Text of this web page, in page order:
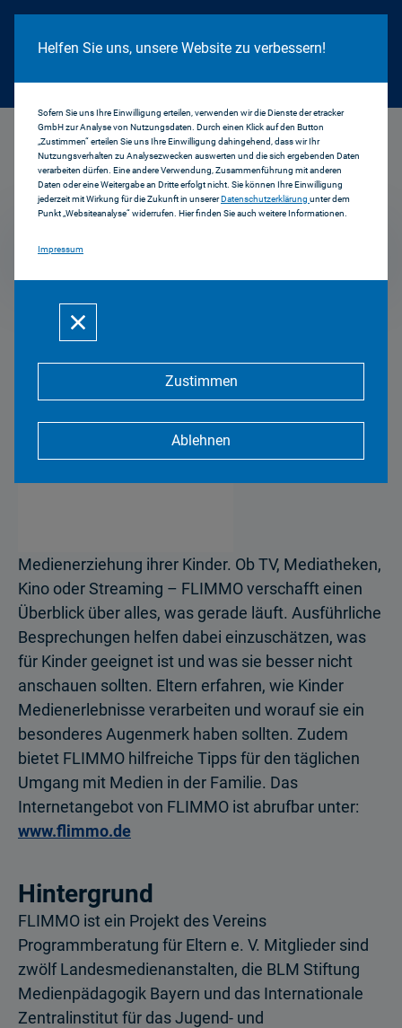
Cookie Hinweis
Helfen Sie uns, unsere Website zu verbessern!
Sofern Sie uns Ihre Einwilligung erteilen, verwenden wir die Dienste der etracker
GmbH zur Analyse von Nutzungsdaten. Durch einen Klick auf den Button
„Zustimmen“ erteilen Sie uns Ihre Einwilligung dahingehend, dass wir Ihr
Nutzungsverhalten zu Analysezwecken auswerten und die sich ergebenden Daten
verarbeiten dürfen. Eine andere Verwendung, Zusammenführung mit anderen
Daten oder eine Weitergabe an Dritte erfolgt nicht. Sie können Ihre Einwilligung
jederzeit mit Wirkung für die Zukunft in unsererDatenschutzerklärung unter dem
Punkt „Websiteanalyse“ widerrufen. Hier finden Sie auch weitere Informationen.
Impressum
Zustimmen
Ablehnen
FLIMMO
FLIMMO
Eltern und
unterstützt sie
Medienerziehung ihrer Kinder. Ob TV, Mediatheken,
Kino oder Streaming – FLIMMO verschafft einen
Überblick über alles, was gerade läuft. Ausführliche
Besprechungen helfen dabei einzuschätzen, was
für Kinder geeignet ist und was sie besser nicht
anschauen sollten. Eltern erfahren, wie Kinder
Medienerlebnisse verarbeiten und worauf sie ein
besonderes Augenmerk haben sollten. Zudem
bietet FLIMMO hilfreiche Tipps für den täglichen
Umgang mit Medien in der Familie. Das
Internetangebot von FLIMMO ist abrufbar unter:
www.flimmo.de
Hintergrund
FLIMMO ist ein Projekt des Vereins
Programmberatung für Eltern e. V. Mitglieder sind
zwölf Landesmedienanstalten, die BLM Stiftung
Medienpädagogik Bayern und das Internationale
Zentralinstitut für das Jugend- und